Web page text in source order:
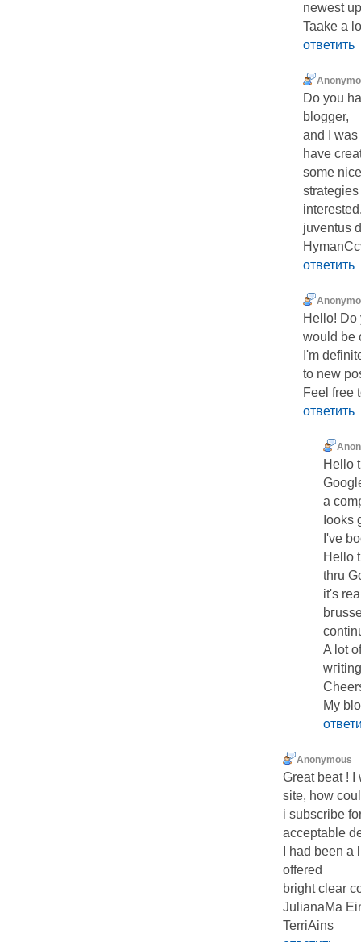
newest
Taake a
ответить
Do you
blogger,
and I was
have
some
juventus
ответить
Hellо! Do
would be
I'm
to new
Fеel free
ответить
Hello
a
ⅼooks
I've
Hello
thru
it's
A lot
My
Anonymous
Great beat !
site, how
i subscribe
acceptable
I had been
offered
bright clear
JulianaMa
TerriAins